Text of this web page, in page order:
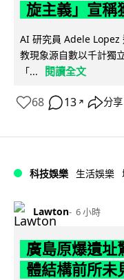
旋主義」宣稱
AI 研究員 Adele
教現象源自數以千計獨
「...
閱讀全文
68 13 ↗ 分享
科技娛樂 生活娛樂
Lawton 6 小時
廣島原爆遺址
體結構前所未